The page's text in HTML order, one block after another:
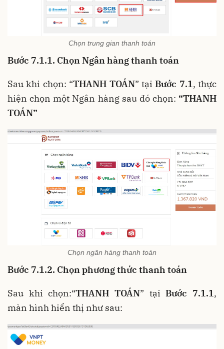
Chọn trung gian thanh toán
Bước 7.1.1. Chọn Ngân hàng thanh toán
Sau khi chọn: “THANH TOÁN” tạiBước 7.1, thực
hiện chọn một Ngân hàng sau đó chọn: “THANH
TOÁN”
Chọn ngân hàng thanh toán
Bước 7.1.2. Chọn phương thức thanh toán
Sau khi chọn:“THANH TOÁN” tạiBước 7.1.1 ,
màn hình hiển thị như sau: